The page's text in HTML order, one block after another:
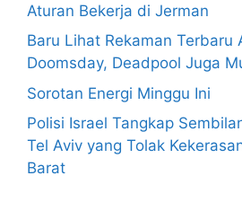
Aturan Bekerja di Jerman
Baru Lihat Rekaman Terbaru
Doomsday, Deadpool Juga
Sorotan Energi Minggu Ini
Polisi Israel Tangkap
Tel Aviv yang Tolak
Barat